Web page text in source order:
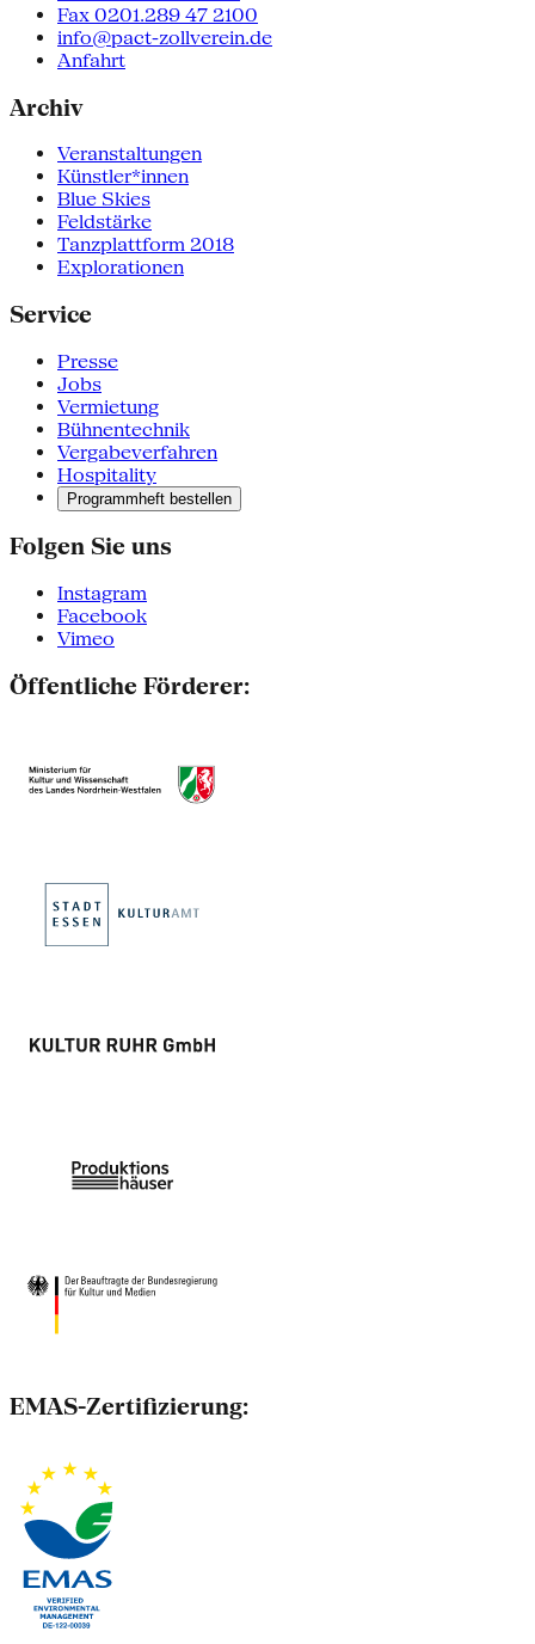
Fax 0201.289 47 2100
info@pact-zollverein.de
Anfahrt
Archiv
Veranstaltungen
Künstler*innen
Blue Skies
Feldstärke
Tanzplattform 2018
Explorationen
Service
Presse
Jobs
Vermietung
Bühnentechnik
Vergabeverfahren
Hospitality
Programmheft bestellen
Folgen Sie uns
Instagram
Facebook
Vimeo
Öffentliche Förderer:
EMAS-Zertifizierung: